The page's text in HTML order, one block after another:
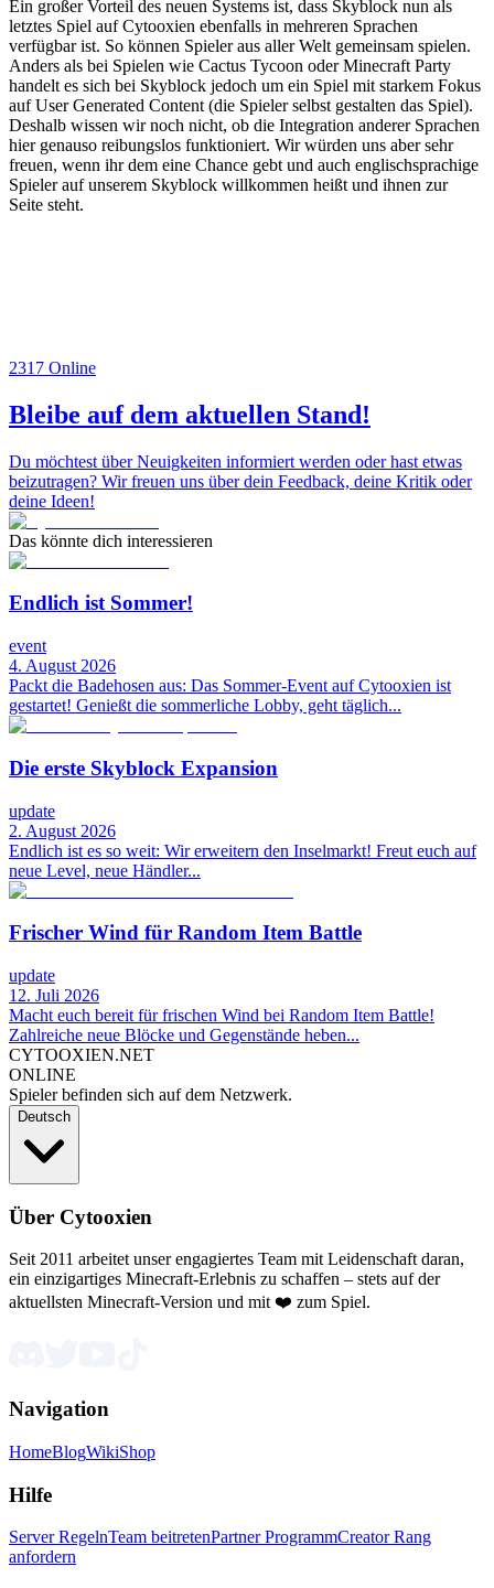
Ein großer Vorteil des neuen Systems ist, dass Skyblock nun als
letztes Spiel auf Cytooxien ebenfalls in mehreren Sprachen
verfügbar ist. So können Spieler aus aller Welt gemeinsam spielen.
Anders als bei Spielen wie Cactus Tycoon oder Minecraft Party
handelt es sich bei Skyblock jedoch um ein Spiel mit starkem Fokus
auf User Generated Content (die Spieler selbst gestalten das Spiel).
Deshalb wissen wir noch nicht, ob die Integration anderer Sprachen
hier genauso reibungslos funktioniert. Wir würden uns aber sehr
freuen, wenn ihr dem eine Chance gebt und auch englischsprachige
Spieler auf unserem Skyblock willkommen heißt und ihnen zur
Seite steht.
2317 Online
Bleibe auf dem aktuellen Stand!
Du möchtest über Neuigkeiten informiert werden oder hast etwas
beizutragen? Wir freuen uns über dein Feedback, deine Kritik oder
deine Ideen!
Das könnte dich interessieren
Endlich ist Sommer!
event
4. August 2026
Packt die Badehosen aus: Das Sommer-Event auf Cytooxien ist
gestartet! Genießt die sommerliche Lobby, geht täglich...
Die erste Skyblock Expansion
update
2. August 2026
Endlich ist es so weit: Wir erweitern den Inselmarkt! Freut euch auf
neue Level, neue Händler...
Frischer Wind für Random Item Battle
update
12. Juli 2026
Macht euch bereit für frischen Wind bei Random Item Battle!
Zahlreiche neue Blöcke und Gegenstände heben...
CYTOOXIEN.NET
ONLINE
Spieler befinden sich auf dem Netzwerk.
Deutsch
Über Cytooxien
Seit 2011 arbeitet unser engagiertes Team mit Leidenschaft daran,
ein einzigartiges Minecraft-Erlebnis zu schaffen – stets auf der
aktuellsten Minecraft-Version und mit ❤️ zum Spiel.
Navigation
HomeBlogWikiShop
Hilfe
Server RegelnTeam beitretenPartner ProgrammCreator Rang
anfordern